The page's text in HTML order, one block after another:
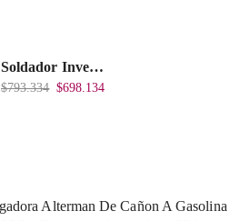
Soldador Inverter 200Amps 110/220V 40% Heavy Duty (Hd) Tkwi-200-C
$793.334 $698.134